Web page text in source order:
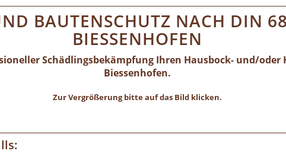
BAUTENSCHUTZ NACH DIN
BIESSENHOFEN
Schädlingsbekämpfung Ihren Hausbock- und/
Biessenhofen.
Zur Vergrößerung bitte auf das Bild klicken.